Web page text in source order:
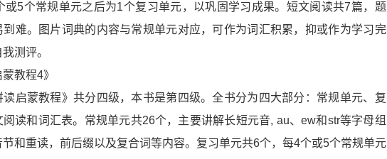
或5个常规单元之后为1个复习单元，以巩固学习成果。短文阅读共7篇，题
到难。图片词典的内容与常规单元对应，可作为词汇积累，抑或作为学习完
测评。
教程4》
读启蒙教程》共分四级，本书是第四级。全书分为四大部分：常规单元、复
阅读和词汇表。常规单元共26个，主要讲解长短元音, au、ew和str等字母组
和重读，前后缀以及复合词等内容。复习单元共6个，每4个或5个常规单元